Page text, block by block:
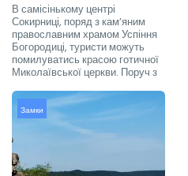
В самісінькому центрі
Сокирниці, поряд з кам’яним
православним храмом Успіння
Богородиці, туристи можуть
помилуватись красою готичної
Миколаївської церкви. Поруч з
Замки